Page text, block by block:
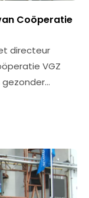
Coöperatie
directeur
VGZ